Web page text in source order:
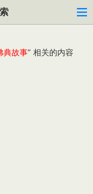
典故事” 相关的内容